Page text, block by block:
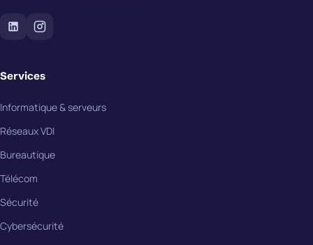
Services
Informatique & serveurs
Réseaux VDI
Bureautique
Télécom
Sécurité
Cybersécurité